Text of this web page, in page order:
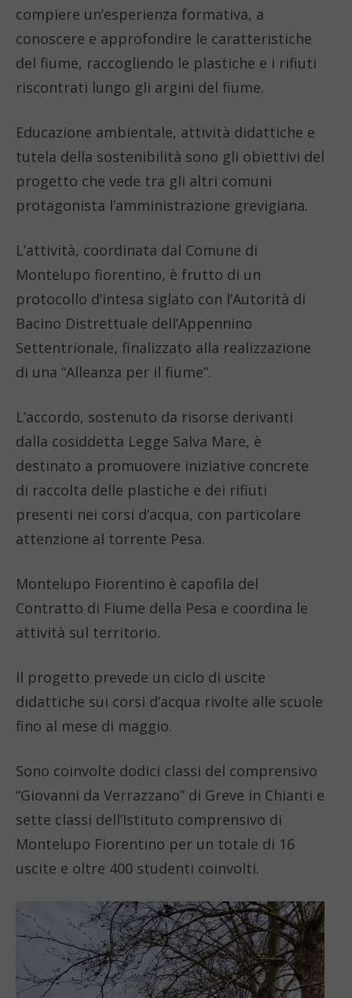
compiere un’esperienza formativa, a
conoscere e approfondire le caratteristiche
del fiume, raccogliendo le plastiche e i rifiuti
riscontrati lungo gli argini del fiume.
Educazione ambientale, attività didattiche e
tutela della sostenibilità sono gli obiettivi del
progetto che vede tra gli altri comuni
protagonista l’amministrazione grevigiana.
L’attività, coordinata dal Comune di
Montelupo fiorentino, è frutto di un
protocollo d’intesa siglato con l’Autorità di
Bacino Distrettuale dell’Appennino
Settentrionale, finalizzato alla realizzazione
di una “Alleanza per il fiume”.
L’accordo, sostenuto da risorse derivanti
dalla cosiddetta Legge Salva Mare, è
destinato a promuovere iniziative concrete
di raccolta delle plastiche e dei rifiuti
presenti nei corsi d’acqua, con particolare
attenzione al torrente Pesa.
Montelupo Fiorentino è capofila del
Contratto di Fiume della Pesa e coordina le
attività sul territorio.
Il progetto prevede un ciclo di uscite
didattiche sui corsi d’acqua rivolte alle scuole
fino al mese di maggio.
Sono coinvolte dodici classi del comprensivo
“Giovanni da Verrazzano” di Greve in Chianti e
sette classi dell’Istituto comprensivo di
Montelupo Fiorentino per un totale di 16
uscite e oltre 400 studenti coinvolti.